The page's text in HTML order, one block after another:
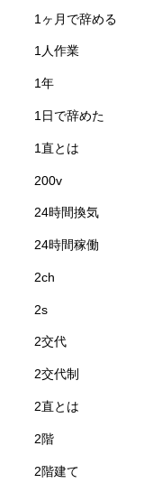
1ヶ月で辞める
1人作業
1年
1日で辞めた
1直とは
200v
24時間換気
24時間稼働
2ch
2s
2交代
2交代制
2直とは
2階
2階建て